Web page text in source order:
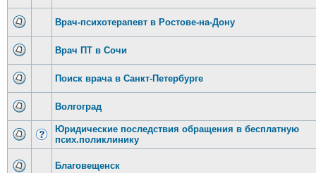
Врач-психотерапевт в Ростове-на-Дону
Врач ПТ в Сочи
Поиск врача в Санкт-Петербурге
Волгоград
Юридические последствия обращения в бесплатную
псих.поликлинику
Благовещенск